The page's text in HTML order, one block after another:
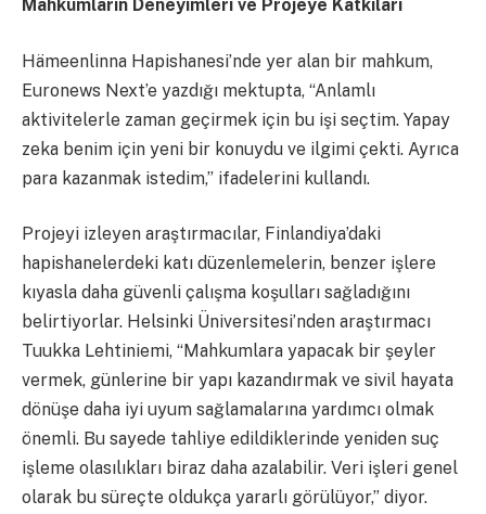
Mahkumların Deneyimleri ve Projeye Katkıları
Hämeenlinna Hapishanesi’nde yer alan bir mahkum,
Euronews Next’e yazdığı mektupta, “Anlamlı
aktivitelerle zaman geçirmek için bu işi seçtim. Yapay
zeka benim için yeni bir konuydu ve ilgimi çekti. Ayrıca
para kazanmak istedim,” ifadelerini kullandı.
Projeyi izleyen araştırmacılar, Finlandiya’daki
hapishanelerdeki katı düzenlemelerin, benzer işlere
kıyasla daha güvenli çalışma koşulları sağladığını
belirtiyorlar. Helsinki Üniversitesi’nden araştırmacı
Tuukka Lehtiniemi, “Mahkumlara yapacak bir şeyler
vermek, günlerine bir yapı kazandırmak ve sivil hayata
dönüşe daha iyi uyum sağlamalarına yardımcı olmak
önemli. Bu sayede tahliye edildiklerinde yeniden suç
işleme olasılıkları biraz daha azalabilir. Veri işleri genel
olarak bu süreçte oldukça yararlı görülüyor,” diyor.